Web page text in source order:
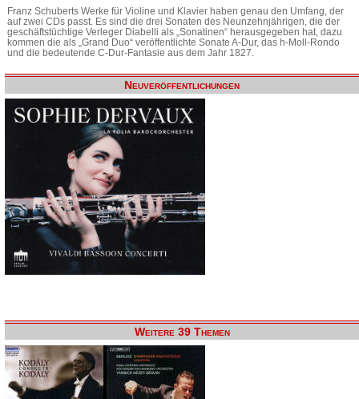
Franz Schuberts Werke für Violine und Klavier haben genau den Umfang, der
auf zwei CDs passt. Es sind die drei Sonaten des Neunzehnjährigen, die der
geschäftstüchtige Verleger Diabelli als „Sonatinen“ herausgegeben hat, dazu
kommen die als „Grand Duo“ veröffentlichte Sonate A-Dur, das h-Moll-Rondo
und die bedeutende C-Dur-Fantasie aus dem Jahr 1827.
Neuveröffentlichungen
Weitere 39 Themen